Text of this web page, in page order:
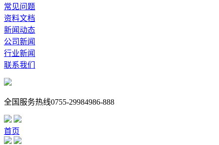
常见问题
资料文档
新闻动态
公司新闻
行业新闻
联系我们
全国服务热线0755-29984986-888
首页